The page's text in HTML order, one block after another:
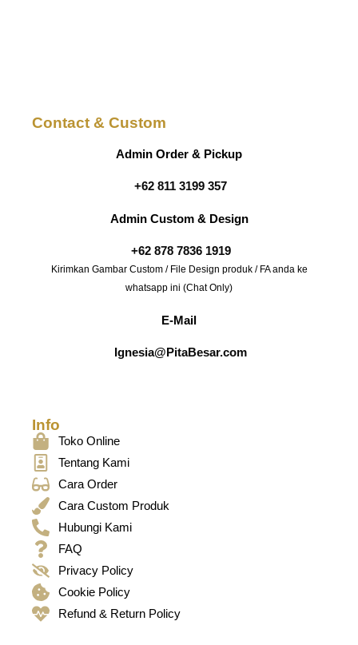
Contact & Custom
Admin Order & Pickup
+62 811 3199 357
Admin Custom & Design
+62 878 7836 1919
Kirimkan Gambar Custom / File Design produk / FA anda ke
whatsapp ini (Chat Only)
E-Mail
Ignesia@PitaBesar.com
Info
Toko Online
Tentang Kami
Cara Order
Cara Custom Produk
Hubungi Kami
FAQ
Privacy Policy
Cookie Policy
Refund & Return Policy